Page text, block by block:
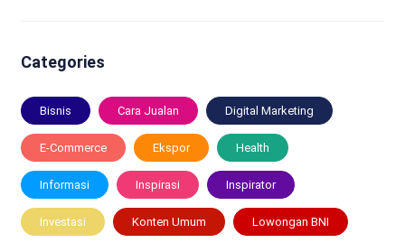
Categories
Bisnis Cara Jualan Digital Marketing
E-Commerce Ekspor Health
Informasi Inspirasi Inspirator
Investasi Konten Umum Lowongan BNI